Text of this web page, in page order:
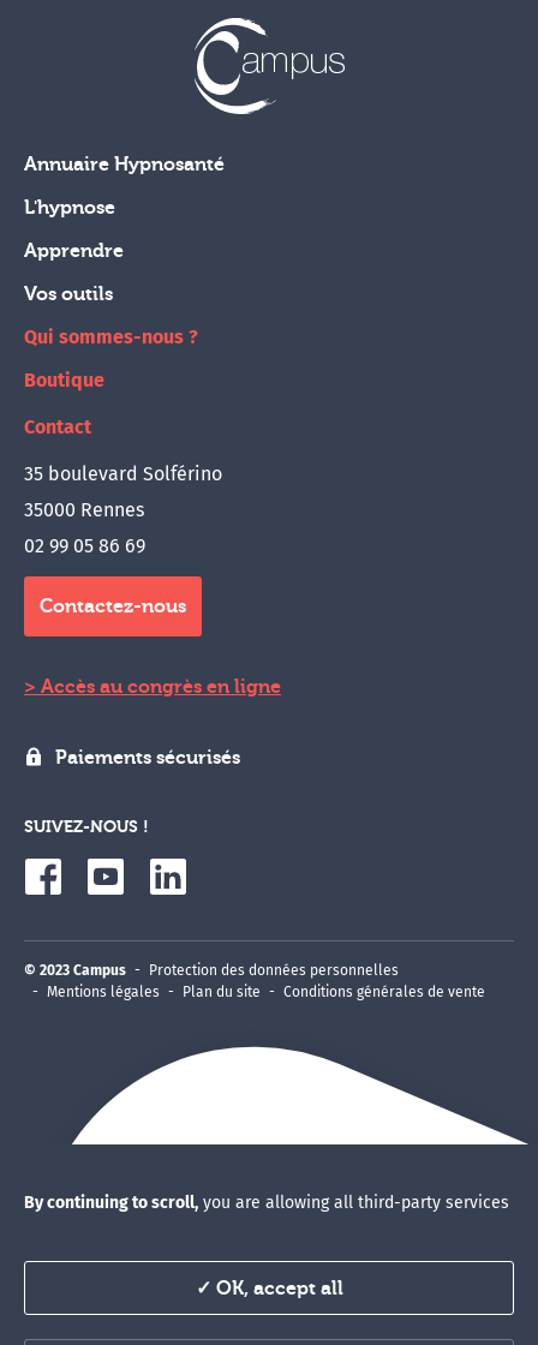
Annuaire Hypnosanté
L'hypnose
Apprendre
Vos outils
Qui sommes-nous ?
Boutique
Contact
35 boulevard Solférino
35000 Rennes
02 99 05 86 69
Contactez-nous
Accès au congrès en ligne
Paiements sécurisés
SUIVEZ-NOUS !
© 2023 Campus
Protection des données personnelles
Mentions légales
Plan du site Conditions générales de vente
Vous êtes un professionnel de
By continuing to scroll, you are allowing all third-party services
✓ OK, accept all